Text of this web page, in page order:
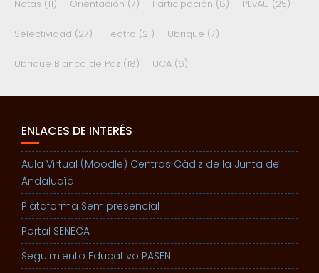
Notas (11) Orientación (7) Participación (8) PEvAU (25)
Selectividad (27) Teatro (21) Ubrique (7)
Ubrique Blanco de Paz (18) UCA (6)
ENLACES DE INTERÉS
Aula Virtual (Moodle) Centros Cádiz de la Junta de
Andalucía
Plataforma Semipresencial
Portal SENECA
Seguimiento Educativo PASEN